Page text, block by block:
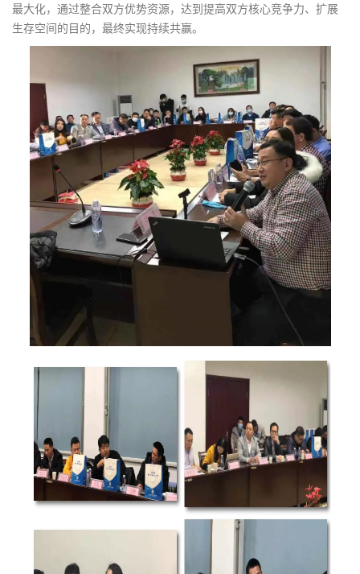
最大化，通过整合双方优势资源，达到提高双方核心竞争力、扩展
生存空间的目的，最终实现持续共赢。